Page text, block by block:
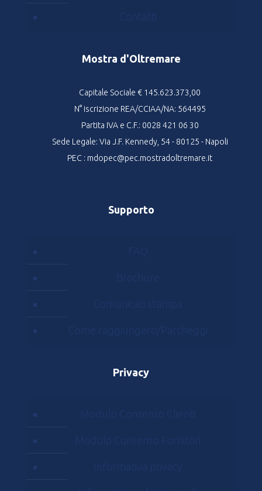
Contatti
Mostra d'Oltremare
Capitale Sociale € 145.623.373,00
N° iscrizione REA/CCIAA/NA: 564495
Partita IVA e C.F.: 0028 421 06 30
Sede Legale: Via J.F. Kennedy, 54 - 80125 - Napoli
PEC : mdopec@pec.mostradoltremare.it
Supporto
FAQ
Brochure
Comunicati stampa
Come raggiungerci/Parcheggi
Privacy
Modulo Consenso Clienti
Modulo Consenso Fornitori
Informativa privacy